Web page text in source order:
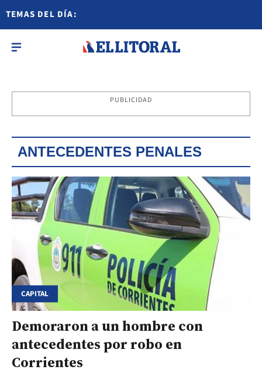
TEMAS DEL DÍA:
PUBLICIDAD
ANTECEDENTES PENALES
CAPITAL
Demoraron a un hombre con
antecedentes por robo en
Corrientes